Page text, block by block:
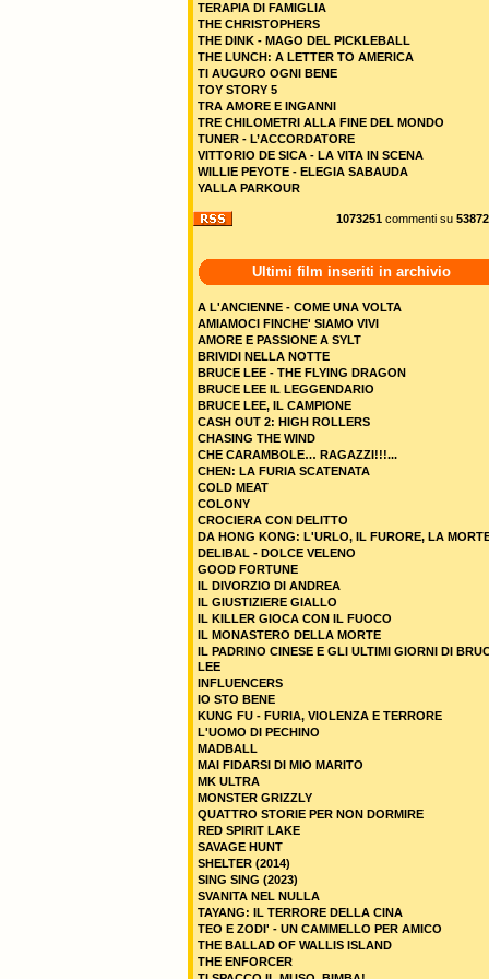
TERAPIA DI FAMIGLIA
THE CHRISTOPHERS
THE DINK - MAGO DEL PICKLEBALL
THE LUNCH: A LETTER TO AMERICA
TI AUGURO OGNI BENE
TOY STORY 5
TRA AMORE E INGANNI
TRE CHILOMETRI ALLA FINE DEL MONDO
TUNER - L’ACCORDATORE
VITTORIO DE SICA - LA VITA IN SCENA
WILLIE PEYOTE - ELEGIA SABAUDA
YALLA PARKOUR
1073251 commenti su 53872
Ultimi film inseriti in archivio
A L'ANCIENNE - COME UNA VOLTA
AMIAMOCI FINCHE' SIAMO VIVI
AMORE E PASSIONE A SYLT
BRIVIDI NELLA NOTTE
BRUCE LEE - THE FLYING DRAGON
BRUCE LEE IL LEGGENDARIO
BRUCE LEE, IL CAMPIONE
CASH OUT 2: HIGH ROLLERS
CHASING THE WIND
CHE CARAMBOLE… RAGAZZI!!!...
CHEN: LA FURIA SCATENATA
COLD MEAT
COLONY
CROCIERA CON DELITTO
DA HONG KONG: L'URLO, IL FURORE, LA
DELIBAL - DOLCE VELENO
GOOD FORTUNE
IL DIVORZIO DI ANDREA
IL GIUSTIZIERE GIALLO
IL KILLER GIOCA CON IL FUOCO
IL MONASTERO DELLA MORTE
IL PADRINO CINESE E GLI ULTIMI GIORNI DI
LEE
INFLUENCERS
IO STO BENE
KUNG FU - FURIA, VIOLENZA E TERRORE
L'UOMO DI PECHINO
MADBALL
MAI FIDARSI DI MIO MARITO
MK ULTRA
MONSTER GRIZZLY
QUATTRO STORIE PER NON DORMIRE
RED SPIRIT LAKE
SAVAGE HUNT
SHELTER (2014)
SING SING (2023)
SVANITA NEL NULLA
TAYANG: IL TERRORE DELLA CINA
TEO E ZODI' - UN CAMMELLO PER AMICO
THE BALLAD OF WALLIS ISLAND
THE ENFORCER